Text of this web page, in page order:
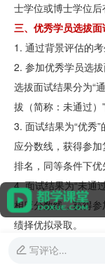
士学位或博士学位后
三、优秀学员选拔
1. 通过背景评估的
2. 参加优秀学员选
选拔面试结果分为“
拔（简称：未通过）
3. 面试结果为“优秀
应分数线，获得参
排名，同等条件下优
4. 面试结果为“未通
相应分数线，获得参
绩择优拟录取。
四、优秀学员选拔面
写评论…